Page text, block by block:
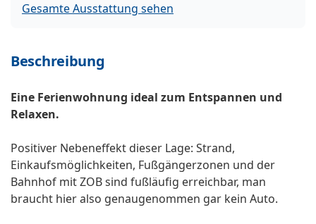
Gesamte Ausstattung sehen
Beschreibung
Eine Ferienwohnung ideal zum Entspannen und
Relaxen.
Positiver Nebeneffekt dieser Lage: Strand,
Einkaufsmöglichkeiten, Fußgängerzonen und der
Bahnhof mit ZOB sind fußläufig erreichbar, man
braucht hier also genaugenommen gar kein Auto.